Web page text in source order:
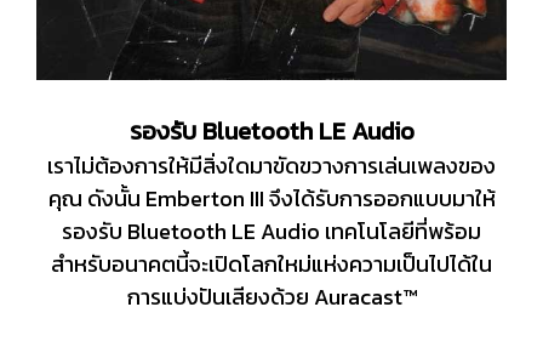
รองรับ Bluetooth LE Audio
เราไม่ต้องการให้มีสิ่งใดมาขัดขวางการเล่นเพลงของ
คุณ ดังนั้น Emberton III จึงได้รับการออกแบบมาให้
รองรับ Bluetooth LE Audio เทคโนโลยีที่พร้อม
สำหรับอนาคตนี้จะเปิดโลกใหม่แห่งความเป็นไปได้ใน
การแบ่งปันเสียงด้วย Auracast™